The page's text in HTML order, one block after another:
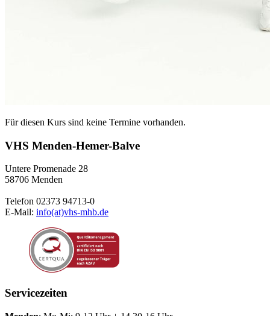
Für diesen Kurs sind keine Termine vorhanden.
VHS Menden-Hemer-Balve
Untere Promenade 28
58706 Menden
Telefon 02373 94713-0
E-Mail: info(at)vhs-mhb.de
Servicezeiten